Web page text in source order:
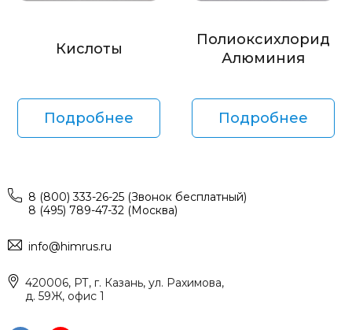
Кислоты
Подробнее
Полиоксихлорид
Алюминия
Подробнее
8 (800) 333-26-25 (Звонок бесплатный)
8 (495) 789-47-32 (Москва)
info@himrus.ru
420006, РТ, г. Казань, ул. Рахимова,
д. 59Ж, офис 1